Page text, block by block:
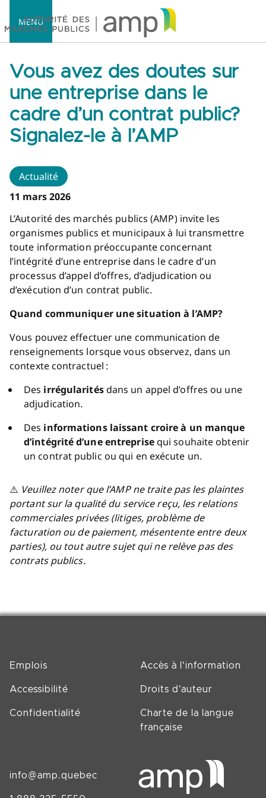
Accueil
MENU
Vous avez des doutes sur
une entreprise dans le
cadre d’un contrat public?
Signalez-le à l’AMP
Actualité
11 mars 2026
L’Autorité des marchés publics (AMP) invite les
organismes publics et municipaux à lui transmettre
toute information préoccupante concernant
l’intégrité d’une entreprise dans le cadre d’un
processus d’appel d’offres, d’adjudication ou
d’exécution d’un contrat public.
Quand communiquer une situation à l’AMP?
Vous pouvez effectuer une communication de
renseignements lorsque vous observez, dans un
contexte contractuel :
Des irrégularitésdans un appel d’offres ou une
adjudication.
Des informations laissant croire à un manque
d’intégrité d’une entreprisequi souhaite obtenir
un contrat public ou qui en exécute un.
⚠️ Veuillez noter que l’AMP ne traite pas les plaintes
portant sur la qualité du service reçu, les relations
commerciales privées (litiges, problème de
facturation ou de paiement, mésentente entre deux
parties), ou tout autre sujet qui ne relève pas des
contrats publics.
Emplois Accès à l'information
Accessibilité Droits d'auteur
Confidentialité
Charte de la langue
française
info@amp.quebec